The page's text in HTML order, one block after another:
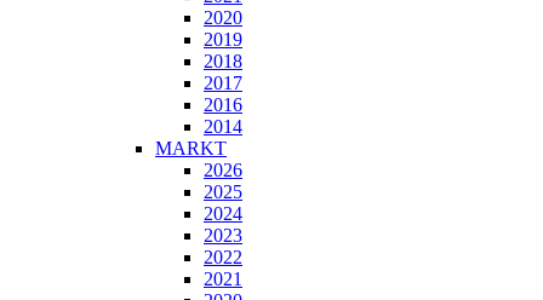
2020
2019
2018
2017
2016
2014
MARKT
2026
2025
2024
2023
2022
2021